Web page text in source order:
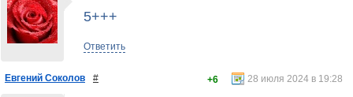
5+++
Ответить
Евгений Соколов # 28 июля 2024 в 19:28
+6